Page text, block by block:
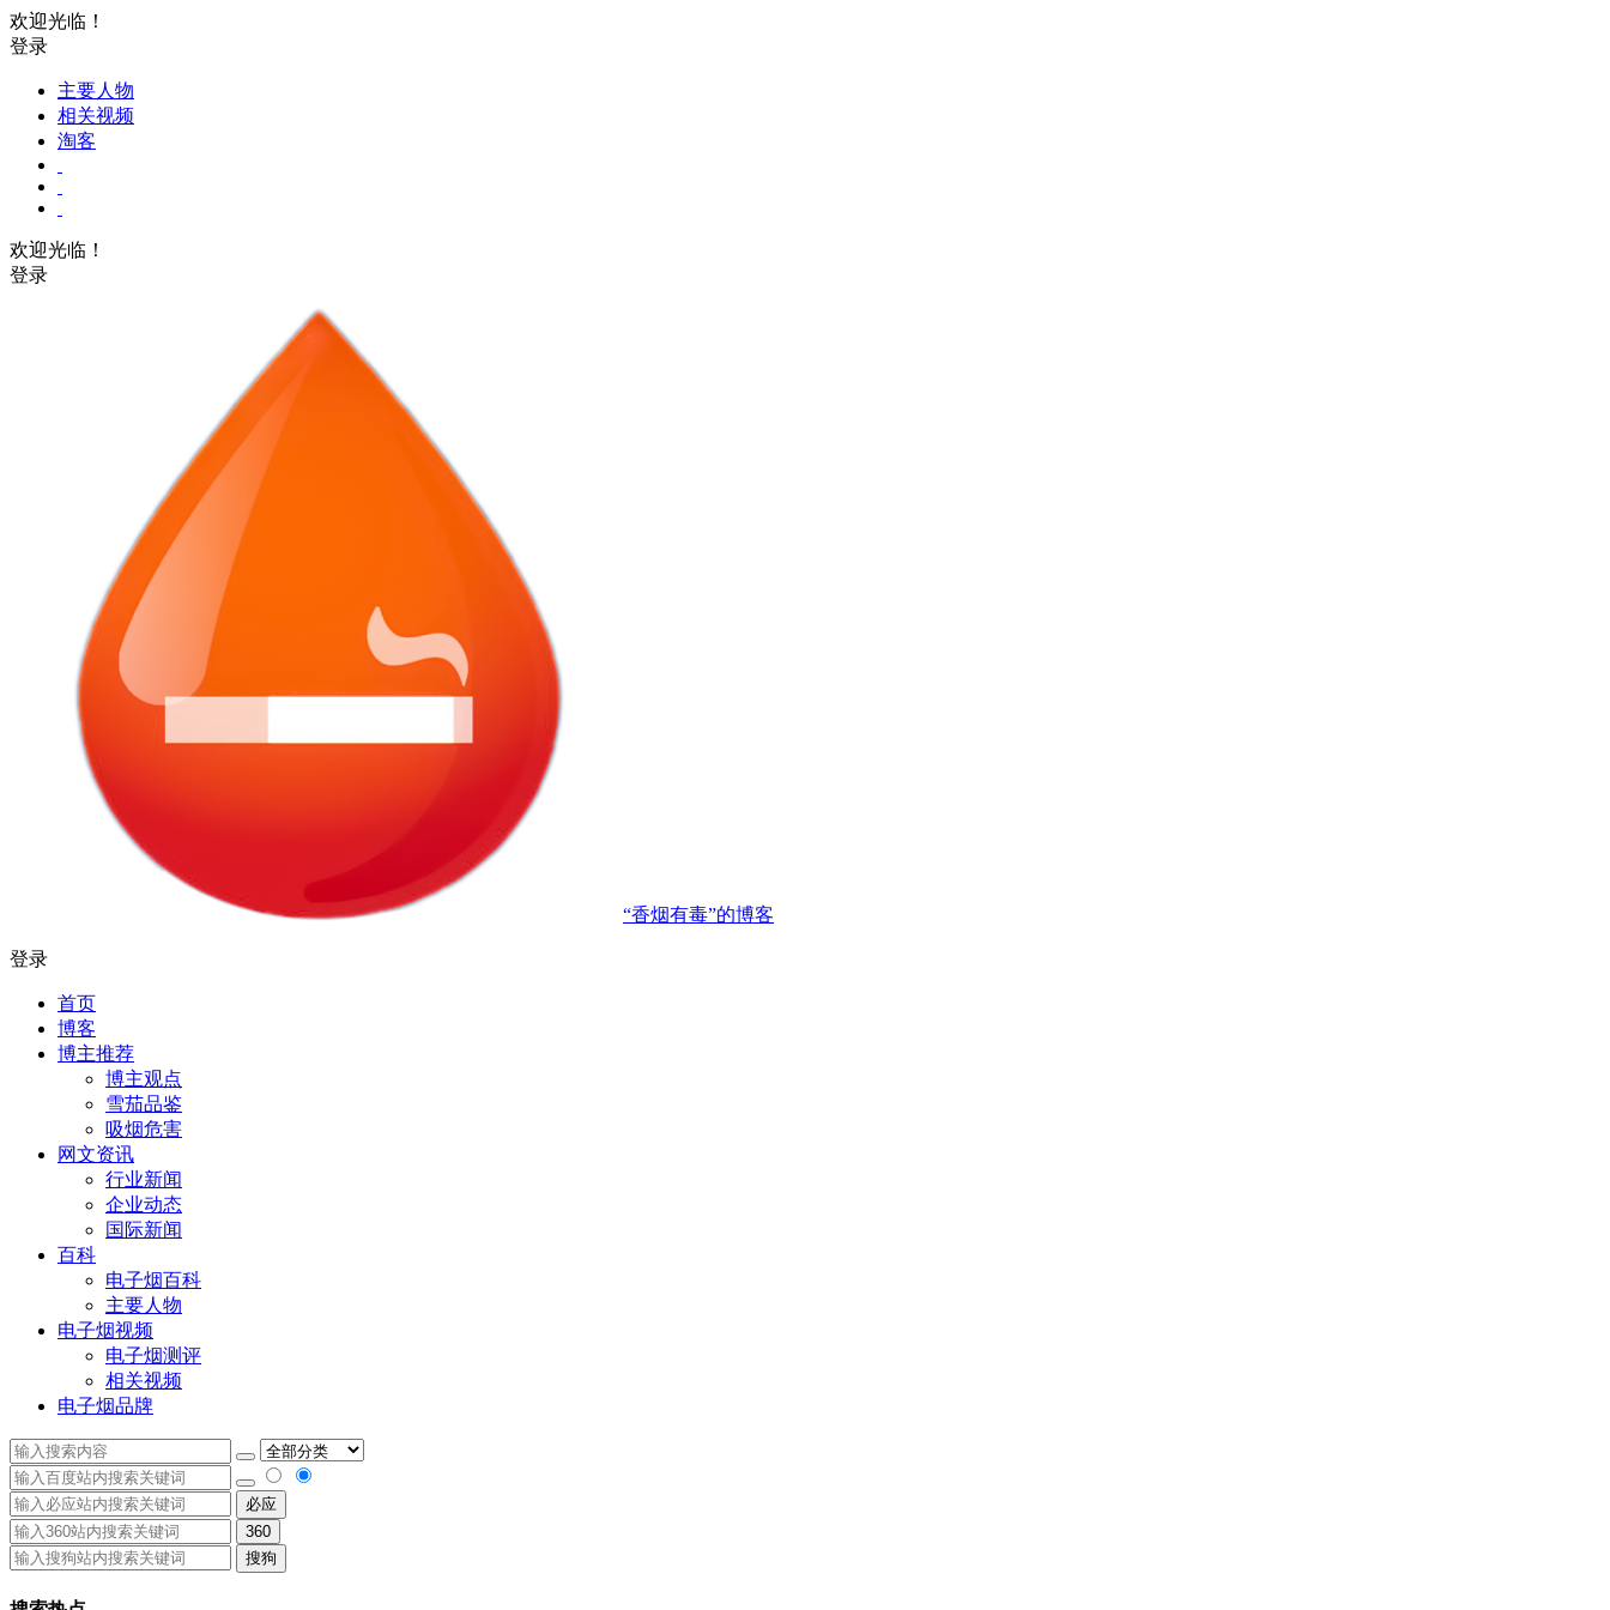
欢迎光临！
登录
主要人物
相关视频
淘客
欢迎光临！
登录
“香烟有毒”的博客
登录
首页
博客
博主推荐
博主观点
雪茄品鉴
吸烟危害
网文资讯
行业新闻
企业动态
国际新闻
百科
电子烟百科
主要人物
电子烟视频
电子烟测评
相关视频
电子烟品牌
必应
360
搜狗